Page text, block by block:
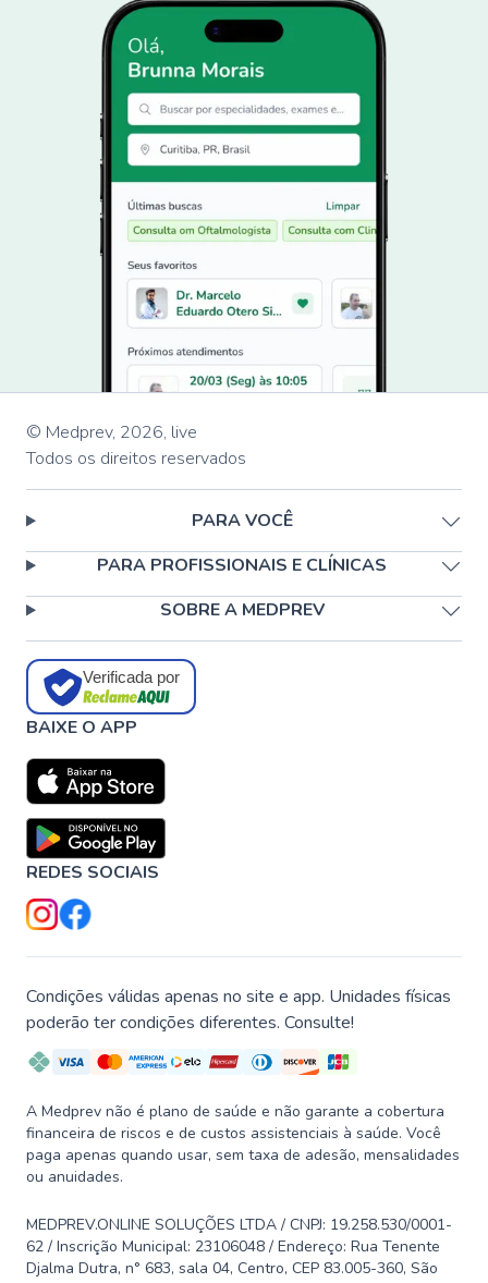
© Medprev, 2026, live
Todos os direitos reservados
PARA VOCÊ
PARA PROFISSIONAIS E CLÍNICAS
SOBRE A MEDPREV
Verificada por
BAIXE O APP
REDES SOCIAIS
Condições válidas apenas no site e app. Unidades físicas
poderão ter condições diferentes. Consulte!
A Medprev não é plano de saúde e não garante a cobertura
financeira de riscos e de custos assistenciais à saúde. Você
paga apenas quando usar, sem taxa de adesão, mensalidades
ou anuidades.
MEDPREV.ONLINE SOLUÇÕES LTDA / CNPJ: 19.258.530/0001-
62 / Inscrição Municipal: 23106048 / Endereço: Rua Tenente
Djalma Dutra, n° 683, sala 04, Centro, CEP 83.005-360, São